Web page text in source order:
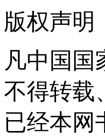
版权声明
凡中国国
不得转载
已经本网